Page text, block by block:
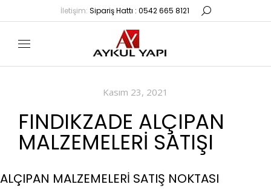
İletişim: Sipariş Hattı : 0542 665 8121
Kasım 23, 2021
FINDIKZADE ALÇIPAN
MALZEMELERI SATIŞI
ALÇIPAN MALZEMELERİ SATIŞ NOKTASI